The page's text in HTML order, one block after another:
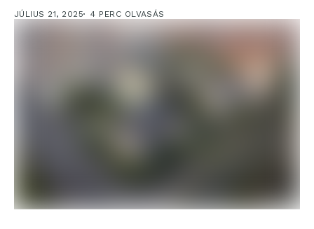
JÚLIUS 21, 2025 4 PERC OLVASÁS